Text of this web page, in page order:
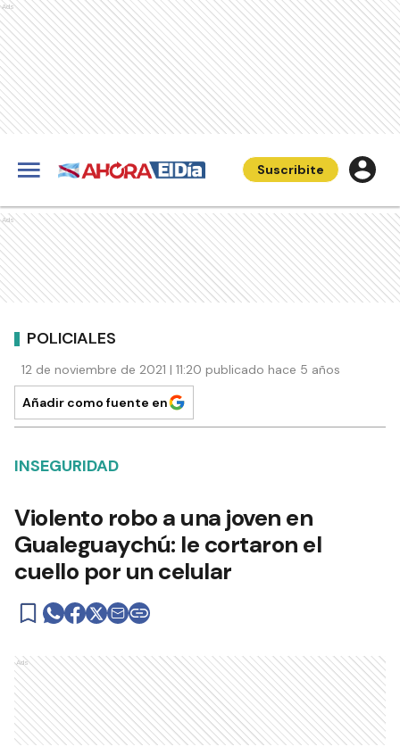
Ads
Suscribite
Ads
POLICIALES
12 de noviembre de 2021 | 11:20 publicado hace 5 años
Añadir como fuente en
INSEGURIDAD
Violento robo a una joven en
Gualeguaychú: le cortaron el
cuello por un celular
Ads